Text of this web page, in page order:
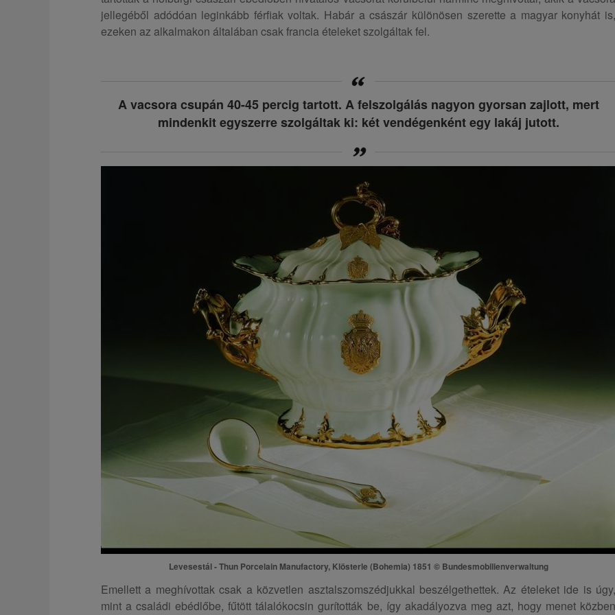
jellegéből adódóan leginkább férfiak voltak. Habár a császár különösen szerette a magyar konyhát is,
ezeken az alkalmakon általában csak francia ételeket szolgáltak fel.
A vacsora csupán 40-45 percig tartott. A felszolgálás nagyon gyorsan zajlott, mert
mindenkit egyszerre szolgáltak ki: két vendégenként egy lakáj jutott.
Levesestál - Thun Porcelain Manufactory, Klösterle (Bohemia) 1851 © Bundesmobilienverwaltung
Emellett a meghívottak csak a közvetlen asztalszomszédjukkal beszélgethettek. Az ételeket ide is úgy,
mint a családi ebédlőbe, fűtött tálalókocsin gurították be, így akadályozva meg azt, hogy menet közben